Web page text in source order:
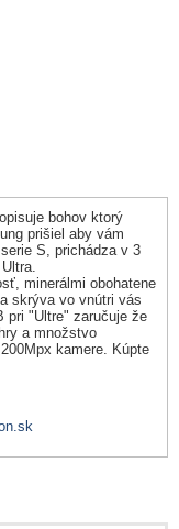
bohov ktorý
prišiel aby vám
S, prichádza v 3
minerálmi obohatene
skrýva vo vnútri vás
pri "Ultre" zaručuje že
a množstvo
kamere. Kúpte